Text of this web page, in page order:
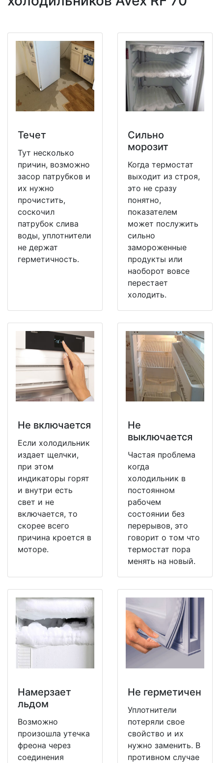
Течет
Тут несколько
причин, возможно
засор патрубков и
их нужно
прочистить,
соскочил
патрубок слива
воды, уплотнители
не держат
герметичность.
Сильно
морозит
Когда термостат
выходит из строя,
это не сразу
понятно,
показателем
может послужить
сильно
замороженные
продукты или
наоборот вовсе
перестает
холодить.
Не включается
Если холодильник
издает щелчки,
при этом
индикаторы горят
и внутри есть
свет и не
включается, то
скорее всего
причина кроется в
моторе.
Не
выключается
Частая проблема
когда
холодильник в
постоянном
рабочем
состоянии без
перерывов, это
говорит о том что
термостат пора
менять на новый.
Намерзает
льдом
Возможно
произошла утечка
фреона через
соединения
Не герметичен
Уплотнители
потеряли свое
свойство и их
нужно заменить. В
противном случае